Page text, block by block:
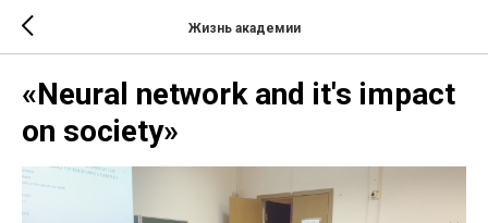
Жизнь академии
«Neural network and it's impact
on society»